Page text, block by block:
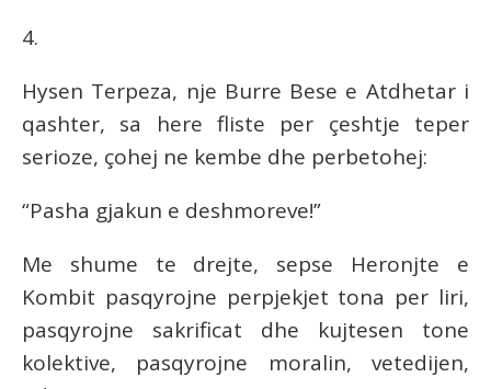
4.
Hysen Terpeza, nje Burre Bese e Atdhetar i
qashter, sa here fliste per çeshtje teper
serioze, çohej ne kembe dhe perbetohej:
“Pasha gjakun e deshmoreve!”
Me shume te drejte, sepse Heronjte e
Kombit pasqyrojne perpjekjet tona per liri,
pasqyrojne sakrificat dhe kujtesen tone
kolektive, pasqyrojne moralin, vetedijen,